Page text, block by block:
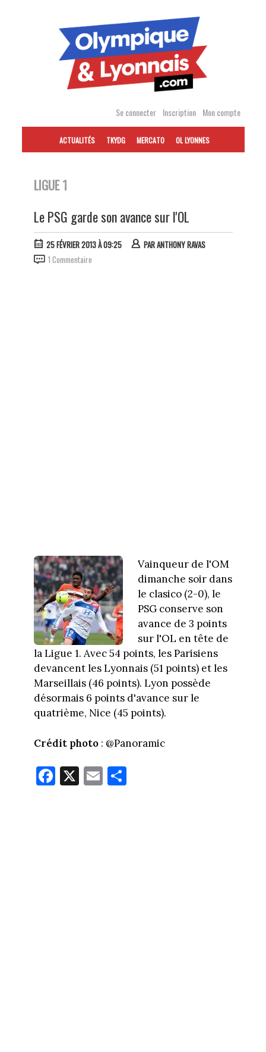
Se connecter Inscription Mon compte
ACTUALITÉS TKYDG MERCATO OL LYONNES
LIGUE 1
Le PSG garde son avance sur l'OL
25 FÉVRIER 2013 À 09:25 PARANTHONY RAVAS
1 Commentaire
Vainqueur de l'OM
dimanche soir dans
le clasico (2-0), le
PSG conserve son
avance de 3 points
sur l'OL en tête de
la Ligue 1. Avec 54 points, les Parisiens
devancent les Lyonnais (51 points) et les
Marseillais (46 points). Lyon possède
désormais 6 points d'avance sur le
quatrième, Nice (45 points).
Crédit photo: @Panoramic
Fa
ce
X E
m
Pa
rt